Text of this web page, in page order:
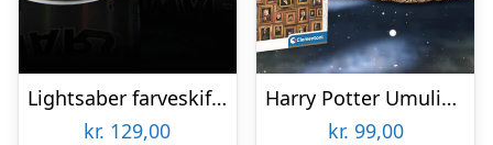
Lightsaber farveskiftende krus
kr. 129,00
Harry Potter Umulig Puslespil
kr. 99,00